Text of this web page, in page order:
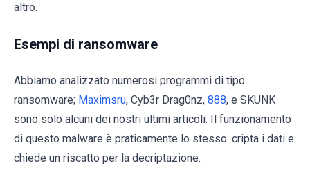
altro.
Esempi di ransomware
Abbiamo analizzato numerosi programmi di tipo
ransomware; Maximsru, Cyb3r Drag0nz, 888, e SKUNK
sono solo alcuni dei nostri ultimi articoli. Il funzionamento
di questo malware è praticamente lo stesso: cripta i dati e
chiede un riscatto per la decriptazione.